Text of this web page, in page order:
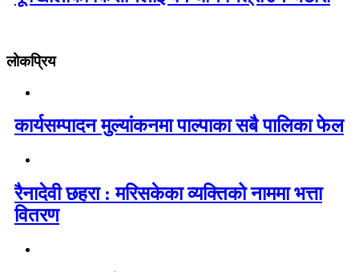
लोकप्रिय
कार्यसम्पादन मुल्यांकनमा पाल्पाका सबै पालिका फेल
रैनादेवी छहरा : मरिसकेका व्यक्तिको नाममा भत्ता
वितरण